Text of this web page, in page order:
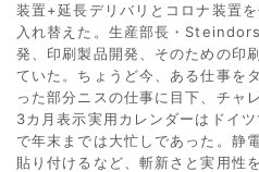
装置+延長デリバリとコロナ装置
入れ替えた。生産部長・
発、印刷製品開発、そのための印
ていた。ちょうど今、ある仕事を
った部分ニスの仕事に目下、チャ
3カ月表示実用カレンダーはドイ
で年末までは大忙しであった。静
貼り付けるなど、斬新さと実用性